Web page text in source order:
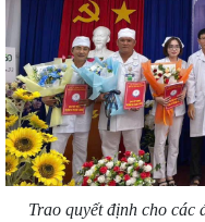
Trao quyết định cho các